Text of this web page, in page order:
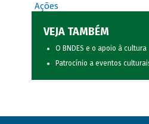
Ações
VEJA TAMBÉM
O BNDES e o apoio à cultura
Patrocínio a eventos